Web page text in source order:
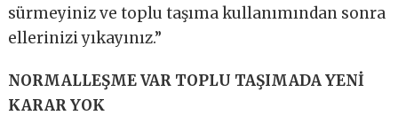
sürmeyiniz ve toplu taşıma kullanımından sonra
ellerinizi yıkayınız.”
NORMALLEŞME VAR TOPLU TAŞIMADA YENİ
KARAR YOK